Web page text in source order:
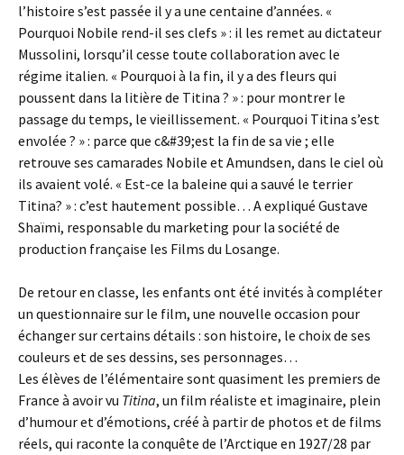
l’histoire s’est passée il y a une centaine d’années. «
Pourquoi Nobile rend-il ses clefs » : il les remet au dictateur
Mussolini, lorsqu’il cesse toute collaboration avec le
régime italien. « Pourquoi à la fin, il y a des fleurs qui
poussent dans la litière de Titina ? » : pour montrer le
passage du temps, le vieillissement. « Pourquoi Titina s’est
envolée ? » : parce que c&#39;est la fin de sa vie ; elle
retrouve ses camarades Nobile et Amundsen, dans le ciel où
ils avaient volé. « Est-ce la baleine qui a sauvé le terrier
Titina? » : c’est hautement possible… A expliqué Gustave
Shaïmi, responsable du marketing pour la société de
production française les Films du Losange.
De retour en classe, les enfants ont été invités à compléter
un questionnaire sur le film, une nouvelle occasion pour
échanger sur certains détails : son histoire, le choix de ses
couleurs et de ses dessins, ses personnages…
Les élèves de l’élémentaire sont quasiment les premiers de
France à avoir vu Titina, un film réaliste et imaginaire, plein
d’humour et d’émotions, créé à partir de photos et de films
réels, qui raconte la conquête de l’Arctique en 1927/28 par